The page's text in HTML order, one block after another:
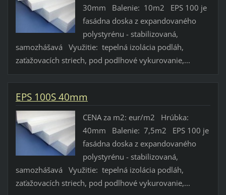
30mm Balenie: 10m2 EPS 100 je
fasádna doska z expandovaného
polystyrénu - stabilizovaná,
samozhášavá Využitie: tepelná izolácia podláh,
zaťažovacích striech, pod podlhové vykurovanie,...
EPS 100S 40mm
CENA za m2: eur/m2 Hrúbka:
40mm Balenie: 7,5m2 EPS 100 je
fasádna doska z expandovaného
polystyrénu - stabilizovaná,
samozhášavá Využitie: tepelná izolácia podláh,
zaťažovacích striech, pod podlhové vykurovanie,...